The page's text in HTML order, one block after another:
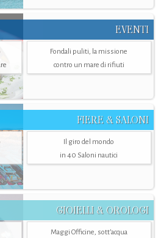
EVENTI
Fondali puliti, la missione
contro un mare di rifiuti
FIERE & SALONI
Il giro del mondo
in 40 Saloni nautici
GIOIELLI & OROLOGI
Maggi Officine, sott’acqua